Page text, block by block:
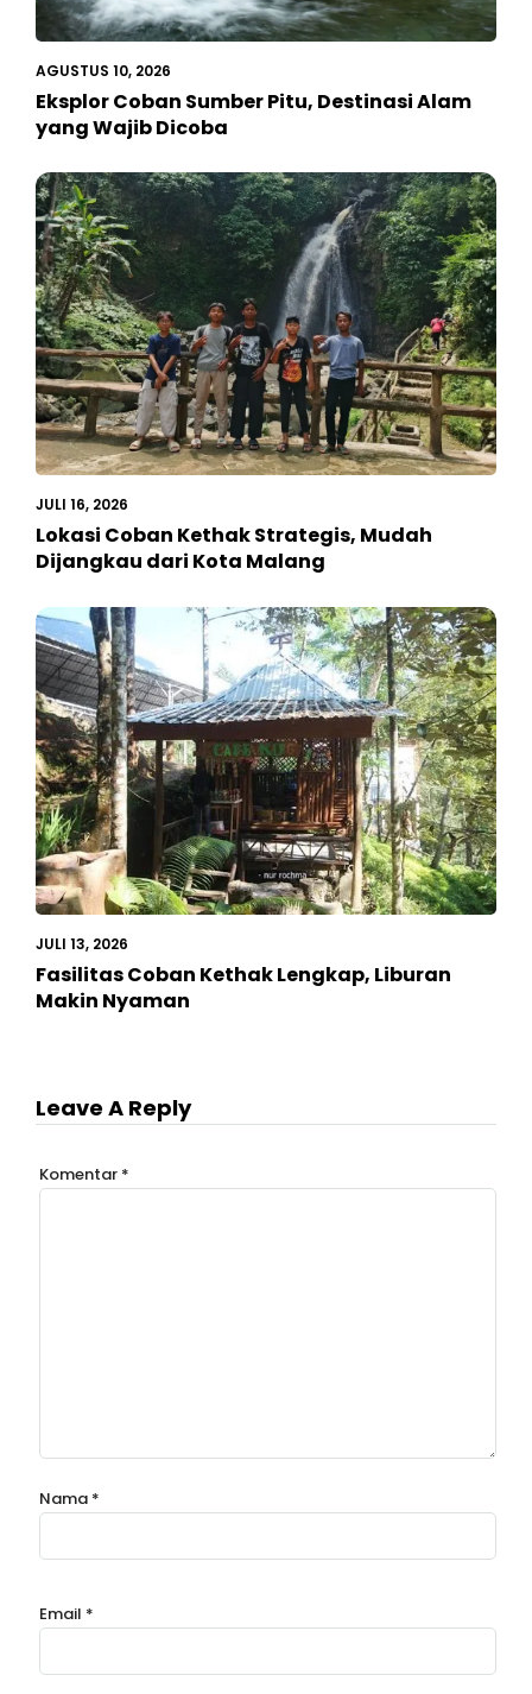
AGUSTUS 10, 2026
Eksplor Coban Sumber Pitu, Destinasi Alam
yang Wajib Dicoba
JULI 16, 2026
Lokasi Coban Kethak Strategis, Mudah
Dijangkau dari Kota Malang
JULI 13, 2026
Fasilitas Coban Kethak Lengkap, Liburan
Makin Nyaman
Leave A Reply
Komentar *
Nama *
Email *